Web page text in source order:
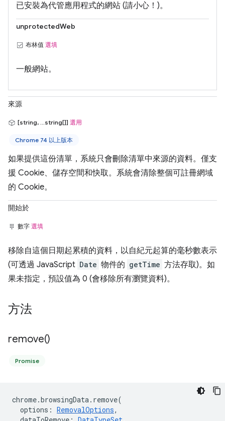
已安裝為代管應用程式的網站 (請小心！)。
unprotectedWeb
布林值 選填
一般網站。
來源
[string, ...string[]] 選用
Chrome 74 以上版本
如果提供這份清單，系統只會刪除清單中來源的資料。僅支
援 Cookie、儲存空間和快取。系統會清除整個可註冊網域
的 Cookie。
開始於
數字 選填
移除自這個日期起累積的資料，以自紀元起算的毫秒數表示
(可透過 JavaScript Date 物件的 getTime 方法存取)。如
果未指定，預設值為 0 (會移除所有瀏覽資料)。
方法
remove()
Promise
chrome.browsingData. remove(
options : RemovalOptions,